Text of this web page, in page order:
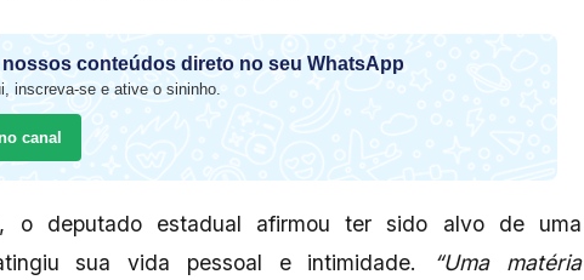
nossos conteúdos direto no seu WhatsApp
inscreva-se e ative o sininho.
canal
o deputado estadual afirmou ter sido alvo de uma
sua vida pessoal e intimidade.
“Uma matéria